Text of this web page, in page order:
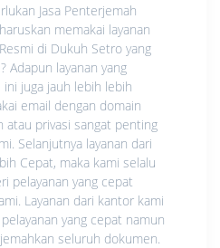
Jasa Penterjemah
memakai layanan
di Dukuh Setro yang
Adapun layanan yang
juga jauh lebih lebih
email dengan domain
atau privasi sangat penting
Selanjutnya layanan dari
Cepat, maka kami selalu
pelayanan yang cepat
Layanan dari kantor kami
yang cepat namun
seluruh dokumen.